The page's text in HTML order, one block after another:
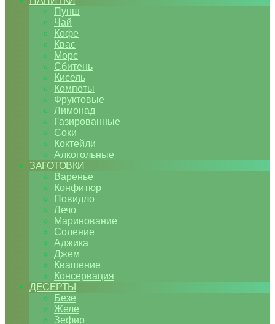
Пунш
Чай
Кофе
Квас
Морс
Сбитень
Кисель
Компоты
Фруктовые
Лимонад
Газированные
Соки
Коктейли
Алкогольные
ЗАГОТОВКИ
Варенье
Конфитюр
Повидло
Лечо
Маринование
Соление
Аджика
Джем
Квашение
Консервация
ДЕСЕРТЫ
Безе
Желе
Зефир